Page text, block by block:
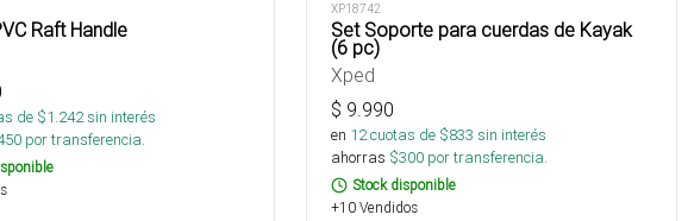
Raft Handle
de $1.242sin interés
por transferencia.
XP18742
Set Soporte para cuerdas de Kayak
(6 pc)
Xped
$ 9.990
en 12cuotas de $833 sin interés
ahorras $300 por transferencia.
Stock disponible
+10 Vendidos